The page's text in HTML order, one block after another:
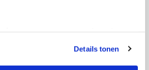
toestemming op elk moment wijzigen of
instellingen onderaan de pagina. De
Details tonen